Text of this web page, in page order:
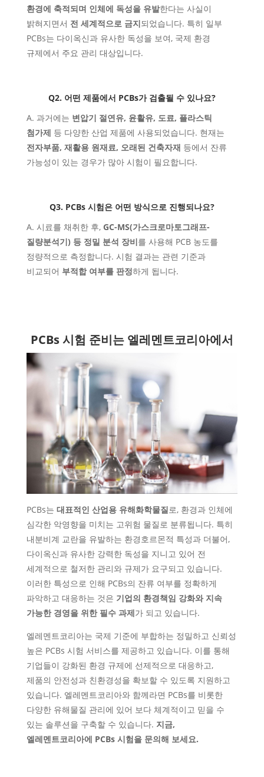
환경에 축적되며 인체에 독성을 유발한다는 사실이
밝혀지면서 전 세계적으로 금지되었습니다. 특히 일부
PCBs는 다이옥신과 유사한 독성을 보여, 국제 환경
규제에서 주요 관리 대상입니다.
Q2. 어떤 제품에서 PCBs가 검출될 수 있나요?
A. 과거에는 변압기 절연유, 윤활유, 도료, 플라스틱
첨가제 등 다양한 산업 제품에 사용되었습니다. 현재는
전자부품, 재활용 원재료, 오래된 건축자재 등에서 잔류
가능성이 있는 경우가 많아 시험이 필요합니다.
Q3. PCBs 시험은 어떤 방식으로 진행되나요?
A. 시료를 채취한 후, GC-MS(가스크로마토그래프-
질량분석기) 등 정밀 분석 장비를 사용해 PCB 농도를
정량적으로 측정합니다. 시험 결과는 관련 기준과
비교되어 부적합 여부를 판정하게 됩니다.
PCBs 시험 준비는 엘레멘트코리아에서
PCBs는 대표적인 산업용 유해화학물질로, 환경과 인체에
심각한 악영향을 미치는 고위험 물질로 분류됩니다. 특히
내분비계 교란을 유발하는 환경호르몬적 특성과 더불어,
다이옥신과 유사한 강력한 독성을 지니고 있어 전
세계적으로 철저한 관리와 규제가 요구되고 있습니다.
이러한 특성으로 인해 PCBs의 잔류 여부를 정확하게
파악하고 대응하는 것은 기업의 환경책임 강화와 지속
가능한 경영을 위한 필수 과제가 되고 있습니다.
엘레멘트코리아는 국제 기준에 부합하는 정밀하고 신뢰성
높은 PCBs 시험 서비스를 제공하고 있습니다. 이를 통해
기업들이 강화된 환경 규제에 선제적으로 대응하고,
제품의 안전성과 친환경성을 확보할 수 있도록 지원하고
있습니다. 엘레멘트코리아와 함께라면 PCBs를 비롯한
다양한 유해물질 관리에 있어 보다 체계적이고 믿을 수
있는 솔루션을 구축할 수 있습니다. 지금,
엘레멘트코리아에 PCBs 시험을 문의해 보세요.